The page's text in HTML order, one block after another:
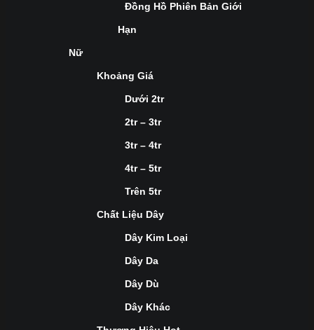
Đồng Hồ Phiên Bản Giới
Hạn
Nữ
Khoảng Giá
Dưới 2tr
2tr – 3tr
3tr – 4tr
4tr – 5tr
Trên 5tr
Chất Liệu Dây
Dây Kim Loại
Dây Da
Dây Dù
Dây Khác